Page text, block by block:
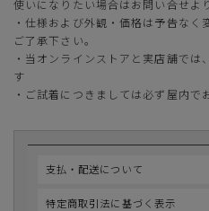
使いになりたい場合はお問い合せよ
・仕様および外観・価格は予告な
ご了承下さい。
・当オンラインストアと実店舗で
す
・ご試着につきましては必ず屋内で
支払・配送について
特定商取引法に基づく表示